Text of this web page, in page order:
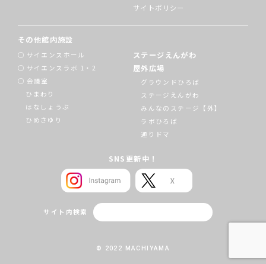
サイトポリシー
その他館内施設
サイエンスホール
サイエンスラボ 1・2
会議室
ひまわり
はなしょうぶ
ひめさゆり
ステージえんがわ
屋外広場
グラウンドひろば
ステージえんがわ
みんなのステージ【外】
ラボひろば
通りドマ
SNS更新中！
サイト内検索
© 2022 MACHIYAMA